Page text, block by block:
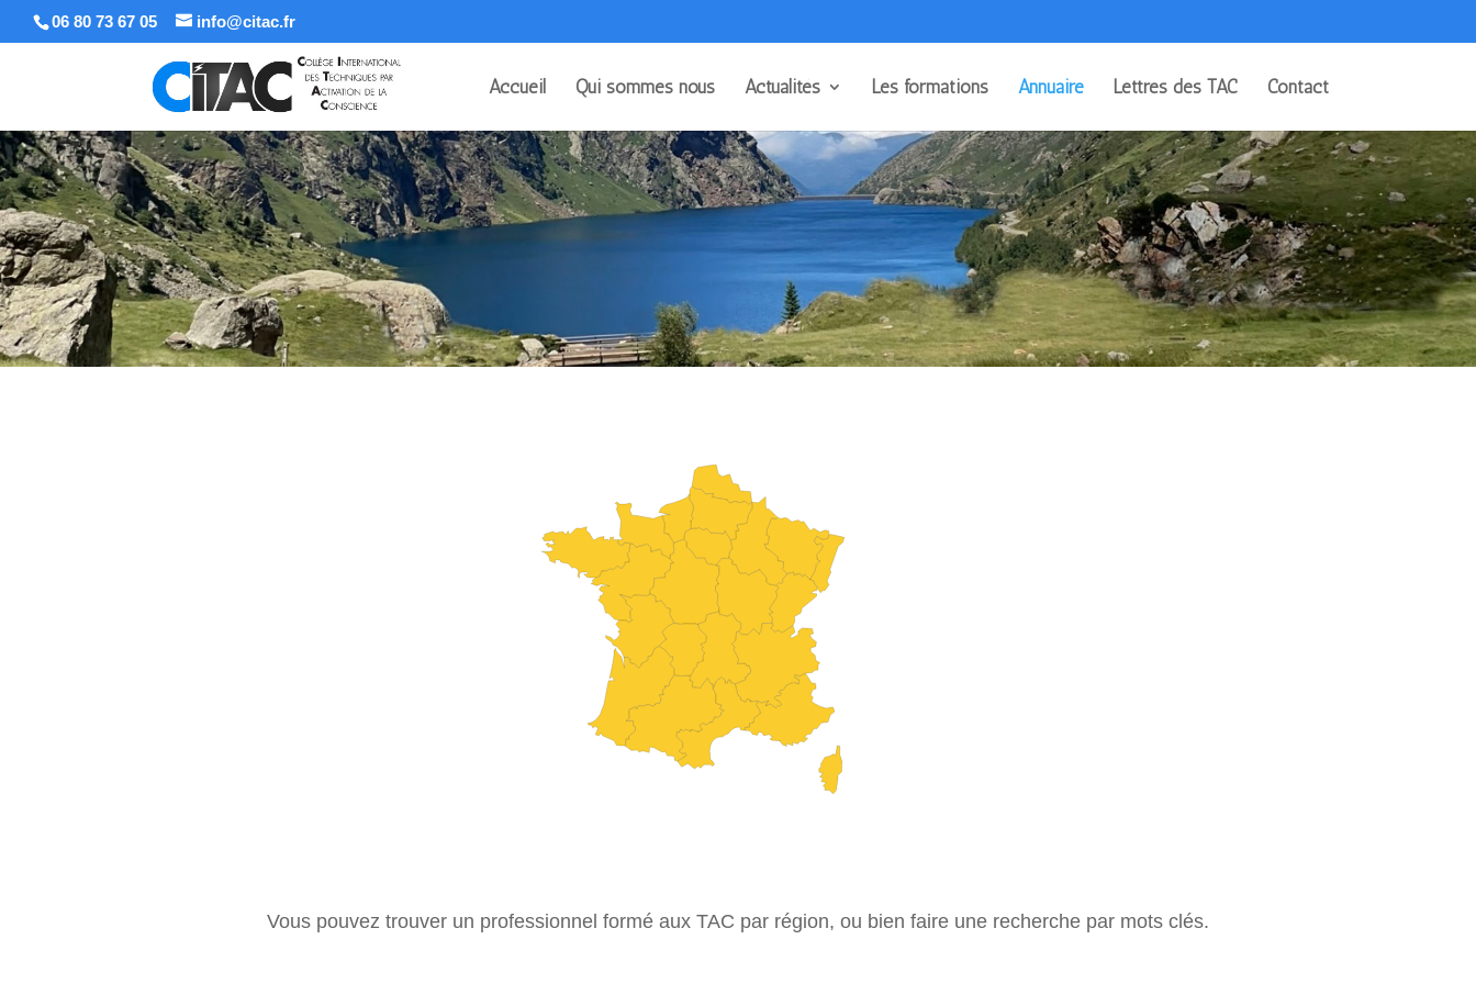
06 80 73 67 05 info@citac.fr
Accueil Qui sommes nous Actualités Les formations Annuaire Lettres des TAC Contact
Vous pouvez trouver un professionnel formé aux TAC par région, ou bien faire une recherche par mots clés.